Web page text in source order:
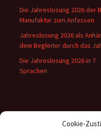
Cookie-
Die Jahreslosung 2026 der
Manufaktur zum Anfassen
Jahreslosung 2026 als
dein Begleiter durch das
Die Jahreslosung 2026 in 7
Sprachen